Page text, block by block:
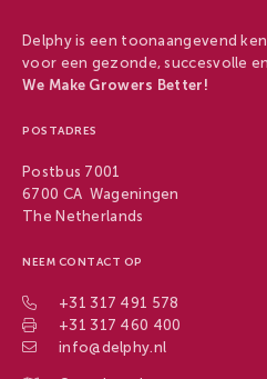
Delphy is een toonaangevend
voor een gezonde, succesvolle
We Make Growers Better!
POSTADRES
Postbus 7001
6700 CA Wageningen
The Netherlands
NEEM CONTACT OP
+31 317 491 578
+31 317 460 400
info@delphy.nl